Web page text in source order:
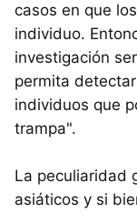
casos en que
individuo.
investigación
permita
individuos que
trampa".
La peculiaridad
asiáticos y si